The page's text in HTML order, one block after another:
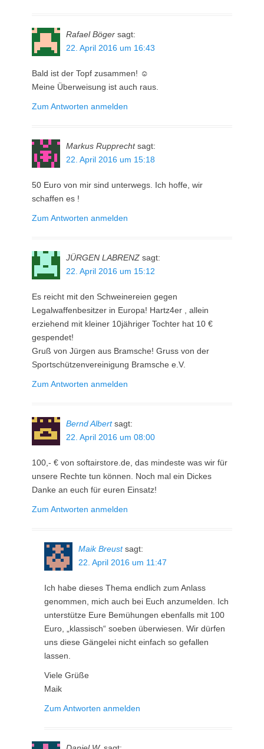
Rafael Böger sagt:
22. April 2016 um 16:43
Bald ist der Topf zusammen! ☺
Meine Überweisung ist auch raus.
Zum Antworten anmelden
Markus Rupprecht sagt:
22. April 2016 um 15:18
50 Euro von mir sind unterwegs. Ich hoffe, wir
schaffen es !
Zum Antworten anmelden
JÜRGEN LABRENZ sagt:
22. April 2016 um 15:12
Es reicht mit den Schweinereien gegen
Legalwaffenbesitzer in Europa! Hartz4er , allein
erziehend mit kleiner 10jähriger Tochter hat 10 €
gespendet!
Gruß von Jürgen aus Bramsche! Gruss von der
Sportschützenvereinigung Bramsche e.V.
Zum Antworten anmelden
Bernd Albert sagt:
22. April 2016 um 08:00
100,- € von softairstore.de, das mindeste was wir für
unsere Rechte tun können. Noch mal ein Dickes
Danke an euch für euren Einsatz!
Zum Antworten anmelden
Maik Breust sagt:
22. April 2016 um 11:47
Ich habe dieses Thema endlich zum Anlass
genommen, mich auch bei Euch anzumelden. Ich
unterstütze Eure Bemühungen ebenfalls mit 100
Euro, „klassisch“ soeben überwiesen. Wir dürfen
uns diese Gängelei nicht einfach so gefallen
lassen.
Viele Grüße
Maik
Zum Antworten anmelden